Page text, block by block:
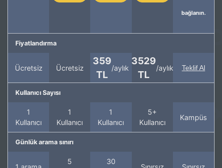
bağlanın.
Fiyatlandırma
Ücretsiz Ücretsiz
359
TL
/aylık
3529
TL
/aylık Teklif Al
Kullanıcı Sayısı
1
Kullanıcı
1
Kullanıcı
1
Kullanıcı
5+
Kullanıcı
Kampüs
Günlük arama sınırı
5
30